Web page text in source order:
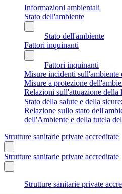
Informazioni ambientali
Stato dell'ambiente
Stato dell'ambiente
Fattori inquinanti
Fattori inquinanti
Misure incidenti sull'ambiente
Misure a protezione
Relazioni sull'attuazione della
Stato della salute e della
Relazione sullo stato
dell'Ambiente e della tutela
Strutture sanitarie private accreditate
Strutture sanitarie private accreditate
Strutture sanitarie private